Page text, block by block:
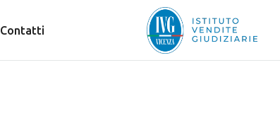
Contatti